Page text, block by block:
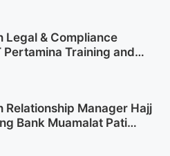
Legal & Compliance
Pertamina Training and
Relationship Manager Hajj
Bank Muamalat Pati